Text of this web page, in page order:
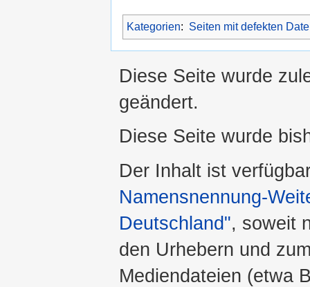
Kategorien: Seiten mit defekten
Diese Seite wurde
geändert.
Diese Seite wurde
Der Inhalt ist
Namensnennung-
Deutschland", soweit
den Urhebern und
Mediendateien (etwa